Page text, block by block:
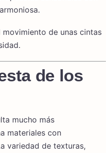
movimiento de unas cintas
de los
mucho más
materiales con
variedad de texturas,